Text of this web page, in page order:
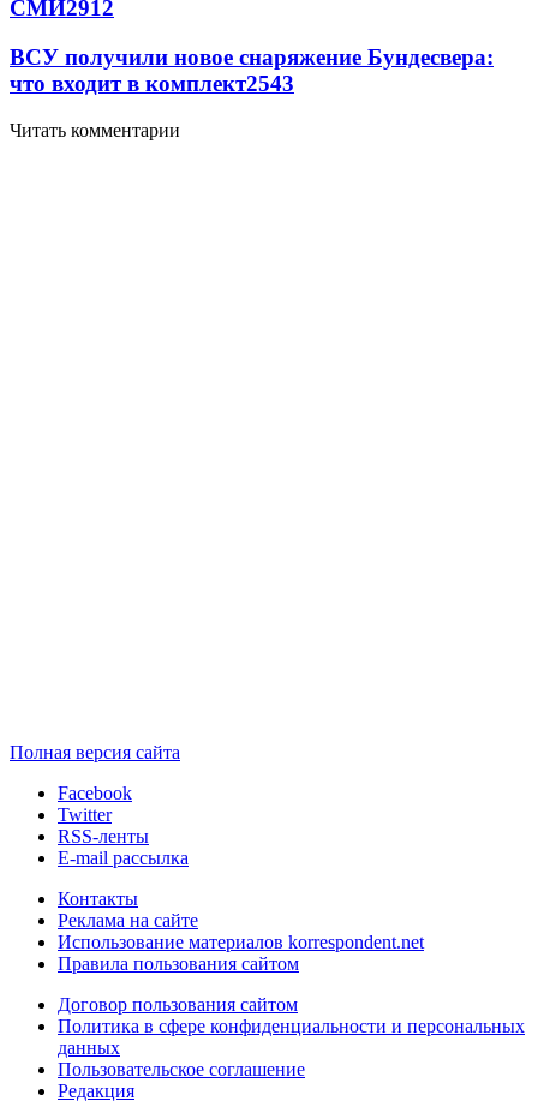
СМИ2912
ВСУ получили новое снаряжение Бундесвера:
что входит в комплект2543
Читать комментарии
Полная версия сайта
Facebook
Twitter
RSS-ленты
E-mail рассылка
Контакты
Реклама на сайте
Использование материалов korrespondent.net
Правила пользования сайтом
Договор пользования сайтом
Политика в сфере конфиденциальности и персональных
данных
Пользовательское соглашение
Редакция